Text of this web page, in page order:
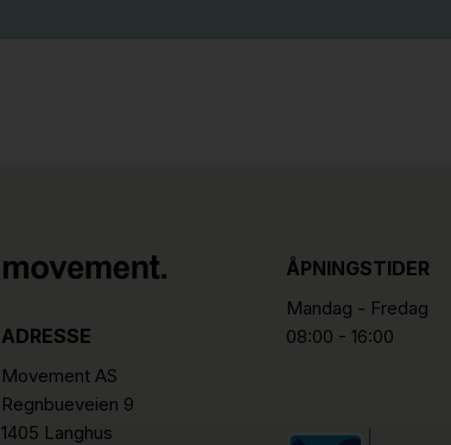
ADRESSE
Movement AS
Regnbueveien 9
1405 Langhus
ÅPNINGSTIDER
Mandag - Fredag
08:00 - 16:00